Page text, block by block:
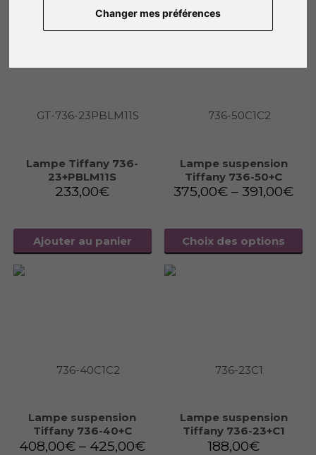
Changer mes préférences
Lampe Tiffany 736-
23+PBLM11S
233,00€
Ajouter au panier
Lampe suspension
Tiffany 736-50+C
375,00€ –391,00€
Choix des options
Lampe suspension
Tiffany 736-40+C
408,00€ – 425,00€
Lampe suspension
Tiffany 736-23+C1
188,00€